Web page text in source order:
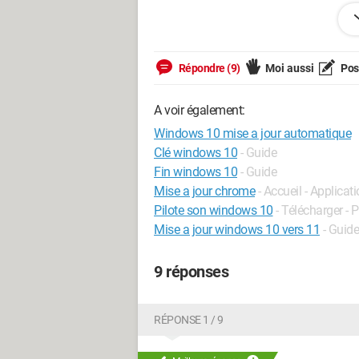
Jeux veux toujours laisser
Comment je peux faire pour que
Répondre (9) Moi aussi
A voir également:
Windows 10 mise a jour automatique
Clé windows 10 - Guide
Fin windows 10 - Guide
Mise a jour chrome - Accueil -
Pilote son windows 10 - Télécharger -
Mise a jour windows 10 vers 11 - Guide
9 réponses
RÉPONSE 1 / 9